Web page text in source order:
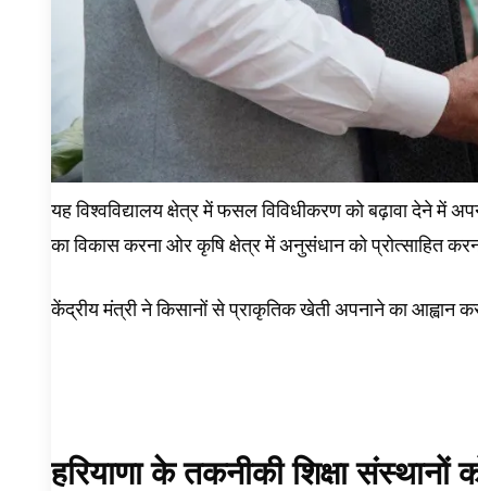
यह विश्वविद्यालय क्षेत्र में फसल विविधीकरण को बढ़ावा देने में
का विकास करना ओर कृषि क्षेत्र में अनुसंधान को प्रोत्साहित
केंद्रीय मंत्री ने किसानों से प्राकृतिक खेती अपनाने का आह्वान
हरियाणा के तकनीकी शिक्षा संस्थानों